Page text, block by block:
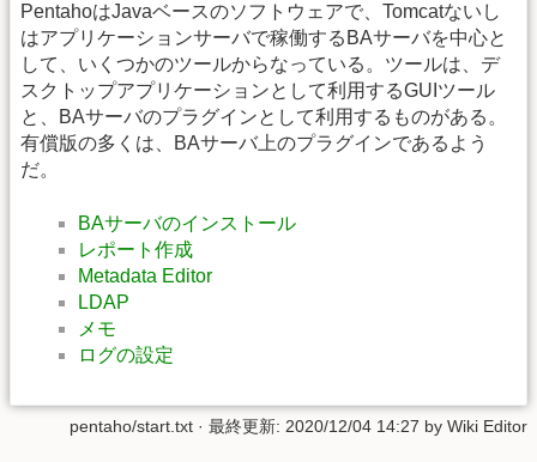
PentahoはJavaベースのソフトウェアで、Tomcatないし
はアプリケーションサーバで稼働するBAサーバを中心と
して、いくつかのツールからなっている。ツールは、デ
スクトップアプリケーションとして利用するGUIツール
と、BAサーバのプラグインとして利用するものがある。
有償版の多くは、BAサーバ上のプラグインであるよう
だ。
BAサーバのインストール
レポート作成
Metadata Editor
LDAP
メモ
ログの設定
pentaho/start.txt · 最終更新: 2020/12/04 14:27 by Wiki Editor